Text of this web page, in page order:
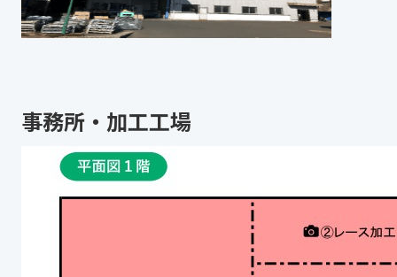
事務所・加工工場